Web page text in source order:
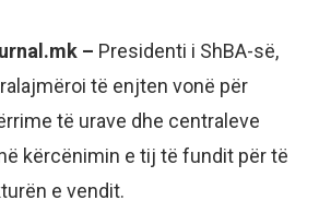
– Presidenti i ShBA-së,
të enjten vonë për
të urave dhe centraleve
kërcënimin e tij të fundit për të
e vendit.